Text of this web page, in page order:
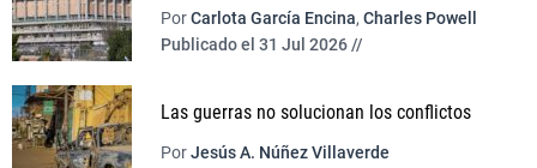
PorCarlota García Encina, Charles Powell
Publicado el 31 Jul 2026 //
Las guerras no solucionan los conflictos
PorJesús A. Núñez Villaverde